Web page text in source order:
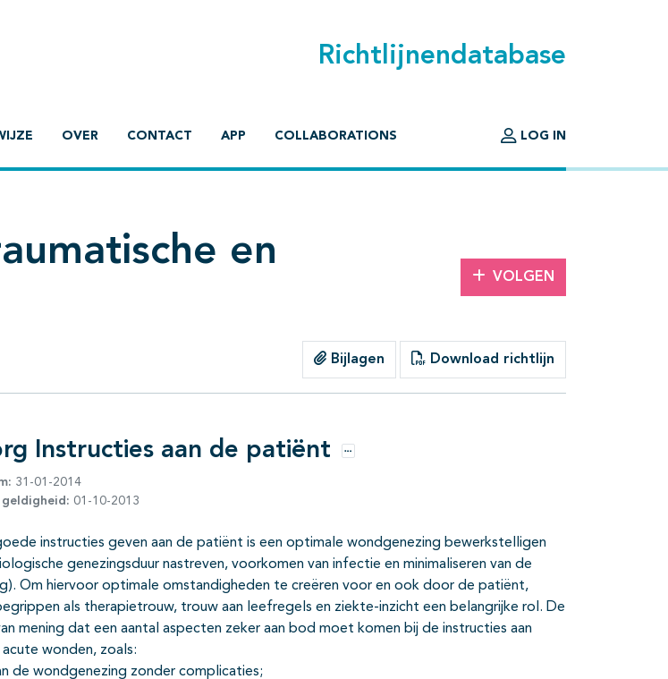
Richtlijnendatabase
OVER CONTACT APP COLLABORATIONS LOG IN
en
VOLGEN
Bijlagen Download richtlijn
Instructies aan de patiënt Opties
31-01-2014
01-10-2013
instructies geven aan de patiënt is een optimale wondgenezing bewerkstelligen
genezingsduur nastreven, voorkomen van infectie en minimaliseren van de
Om hiervoor optimale omstandigheden te creëren voor en ook door de patiënt,
als therapietrouw, trouw aan leefregels en ziekte-inzicht een belangrijke rol. De
mening dat een aantal aspecten zeker aan bod moet komen bij de instructies aan
wonden, zoals:
de wondgenezing zonder complicaties;